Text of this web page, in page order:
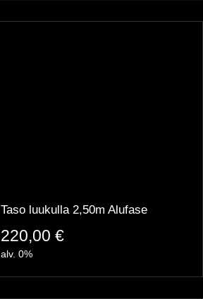
Taso luukulla 2,50m Alufase
220,00 €
alv. 0%